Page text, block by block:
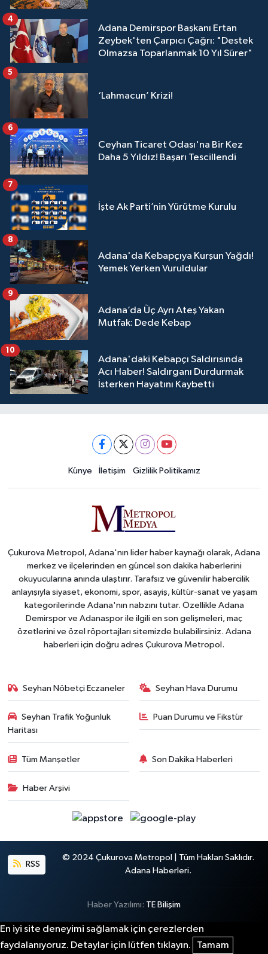
Adana Demirspor Başkanı Ertan
Zeybek'ten Çarpıcı Çağrı: "Destek
Olmazsa Toparlanmak 10 Yıl Sürer"
4
‘Lahmacun’ Krizi!
5
Ceyhan Ticaret Odası'na Bir Kez
Daha 5 Yıldız! Başarı Tescillendi
6
İşte Ak Parti’nin Yürütme Kurulu
7
Adana'da Kebapçıya Kurşun Yağdı!
Yemek Yerken Vuruldular
8
Adana’da Üç Ayrı Ateş Yakan
Mutfak: Dede Kebap
9
Adana'daki Kebapçı Saldırısında
Acı Haber! Saldırganı Durdurmak
İsterken Hayatını Kaybetti
10
Künye İletişim Gizlilik Politikamız
Çukurova Metropol, Adana'nın lider haber kaynağı olarak, Adana
merkez ve ilçelerinden en güncel son dakika haberlerini
okuyucularına anında ulaştırır. Tarafsız ve güvenilir habercilik
anlayışıyla siyaset, ekonomi, spor, asayiş, kültür-sanat ve yaşam
kategorilerinde Adana'nın nabzını tutar. Özellikle Adana
Demirspor ve Adanaspor ile ilgili en son gelişmeleri, maç
özetlerini ve özel röportajları sitemizde bulabilirsiniz. Adana
haberleri için doğru adres Çukurova Metropol.
Seyhan Nöbetçi Eczaneler Seyhan Hava Durumu
Seyhan Trafik Yoğunluk
Haritası
Puan Durumu ve Fikstür
Tüm Manşetler Son Dakika Haberleri
Haber Arşivi
RSS
© 2024 Çukurova Metropol | Tüm Hakları Saklıdır.
Adana Haberleri.
Haber Yazılımı: TE Bilişim
En iyi site deneyimi sağlamak için çerezlerden
faydalanıyoruz. Detaylar için lütfen tıklayın.
Tamam